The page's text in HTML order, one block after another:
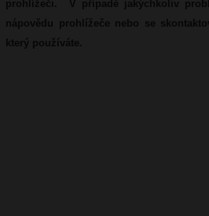
prohlížeči. V případě jakýchkoliv
nápovědu prohlížeče nebo se
který používáte.